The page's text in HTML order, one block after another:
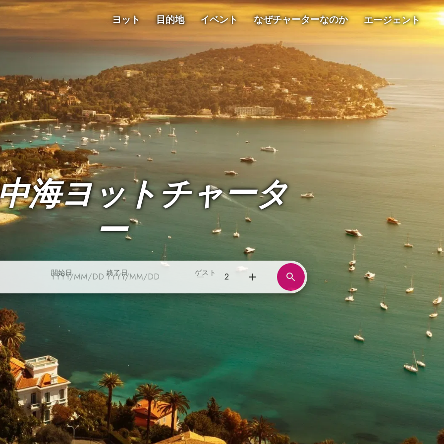
ヨット 目的地 イベント なぜチャーターなのか エージェント
海ヨットチャータ
ー
開始日 終了日 ゲスト